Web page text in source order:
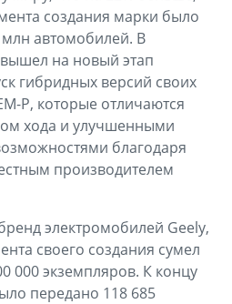
создания марки было
автомобилей. В
на новый этап
гибридных версий своих
P, которые отличаются
хода и улучшенными
благодаря
производителем
электромобилей Geely,
своего создания сумел
000 экземпляров. К концу
передано 118 685